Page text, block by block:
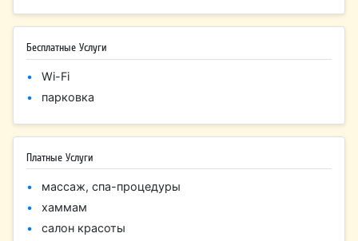
Бесплатные Услуги
Wi-Fi
парковка
Платные Услуги
массаж, спа-процедуры
хаммам
салон красоты